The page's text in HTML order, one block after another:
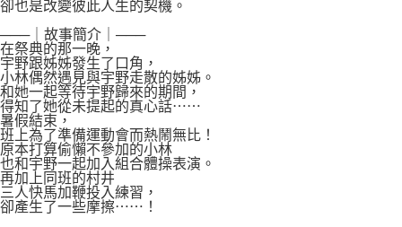
卻也是改變彼此人生的契機。
───｜故事簡介｜───
在祭典的那一晚，
宇野跟姊姊發生了口角，
小林偶然遇見與宇野走散的姊姊。
和她一起等待宇野歸來的期間，
得知了她從未提起的真心話⋯⋯
暑假結束，
班上為了準備運動會而熱鬧無比！
原本打算偷懶不參加的小林
也和宇野一起加入組合體操表演。
再加上同班的村井
三人快馬加鞭投入練習，
卻產生了一些摩擦⋯⋯！